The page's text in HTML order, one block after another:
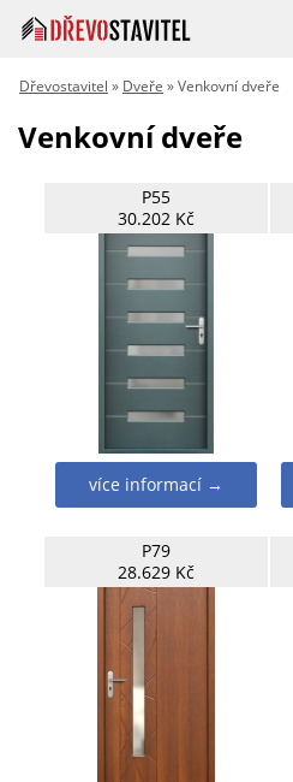
Dřevostavitel » Dveře » Venkovní dveře
Venkovní dveře
P55
30.202 Kč
více informací →
P79
28.629 Kč